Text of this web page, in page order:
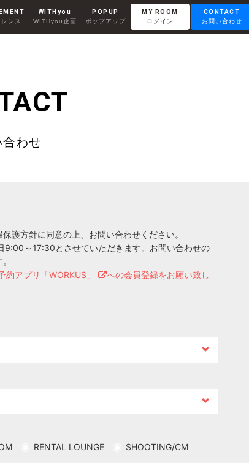
RENTAL ROOM
原Ⅱ
ンス
WITHyou
WITHyou企画
POPUP
ポップアップ
MY ROOM
ログイン
CONTACT
お問い合わせ
合わせ
護方針に同意の上、お問い合わせください。
9:00～17:30とさせていただきます。お問い合わせの
アプリ「WORKUS」
への会員登録をお願い致し
RENTAL LOUNGE SHOOTING/CM